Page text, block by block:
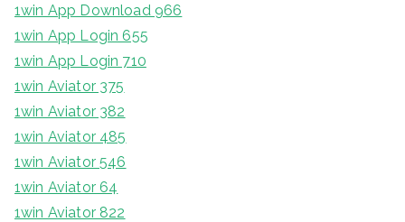
1win App Download 966
1win App Login 655
1win App Login 710
1win Aviator 375
1win Aviator 382
1win Aviator 485
1win Aviator 546
1win Aviator 64
1win Aviator 822